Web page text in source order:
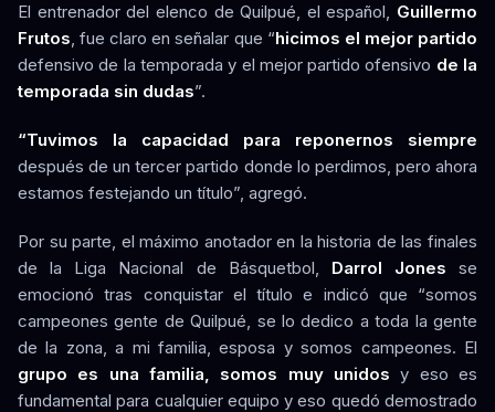
El entrenador del elenco de Quilpué, el español, Guillermo
Frutos, fue claro en señalar que “hicimos el mejor partido
defensivo de la temporada y el mejor partido ofensivo de la
temporada sin dudas”.
“Tuvimos la capacidad para reponernos siempre
después de un tercer partido donde lo perdimos, pero ahora
estamos festejando un título”, agregó.
Por su parte, el máximo anotador en la historia de las finales
de la Liga Nacional de Básquetbol, Darrol Jones se
emocionó tras conquistar el título e indicó que “somos
campeones gente de Quilpué, se lo dedico a toda la gente
de la zona, a mi familia, esposa y somos campeones. El
grupo es una familia, somos muy unidosy eso es
fundamental para cualquier equipo y eso quedó demostrado